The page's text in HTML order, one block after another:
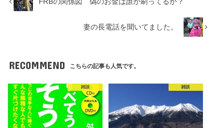
妻の長電話を聞いてました。
RECOMMEND こちらの記事も人気です。
雑談 雑談